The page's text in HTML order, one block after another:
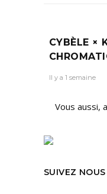
CYBÈLE ×
Il y a 1 semaine
Vous aussi,
SUIVEZ NOUS